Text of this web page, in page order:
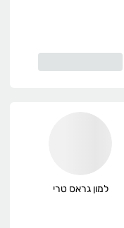
למון גראס טרי